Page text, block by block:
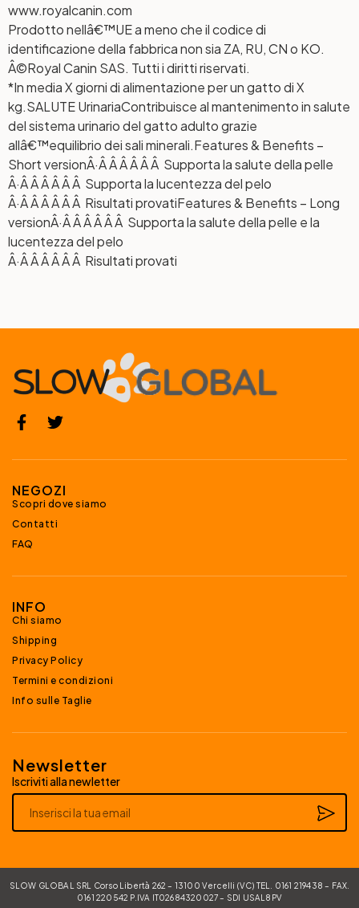
www.royalcanin.com
Prodotto nellâ€™UE a meno che il codice di
identificazione della fabbrica non sia ZA, RU, CN o KO.
Â©Royal Canin SAS. Tutti i diritti riservati.
*In media X giorni di alimentazione per un gatto di X
kg.SALUTE UrinariaContribuisce al mantenimento in salute
del sistema urinario del gatto adulto grazie
allâ€™equilibrio dei sali minerali.Features & Benefits –
Short versionÂ·Â Â Â Â Â Â Supporta la salute della pelle
Â·Â Â Â Â Â Â Supporta la lucentezza del pelo
Â·Â Â Â Â Â Â Risultati provatiFeatures & Benefits – Long
versionÂ·Â Â Â Â Â Â Supporta la salute della pelle e la
lucentezza del pelo
Â·Â Â Â Â Â Â Risultati provati
NEGOZI
Scopri dove siamo
Contatti
FAQ
INFO
Chi siamo
Shipping
Privacy Policy
Termini e condizioni
Info sulle Taglie
Newsletter
Iscriviti alla newletter
SLOW GLOBAL SRL Corso Libertà 262 – 13100 Vercelli (VC) TEL. 0161 219438 – FAX.
0161 220542 P.IVA IT02684320027 – SDI USAL8PV